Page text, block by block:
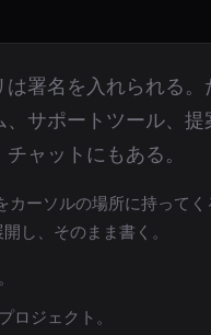
は署名を入れられる。
サポートツール、提
ャットにもある。
カーソルの場所に持ってく
し、そのまま書く。
ロジェクト。